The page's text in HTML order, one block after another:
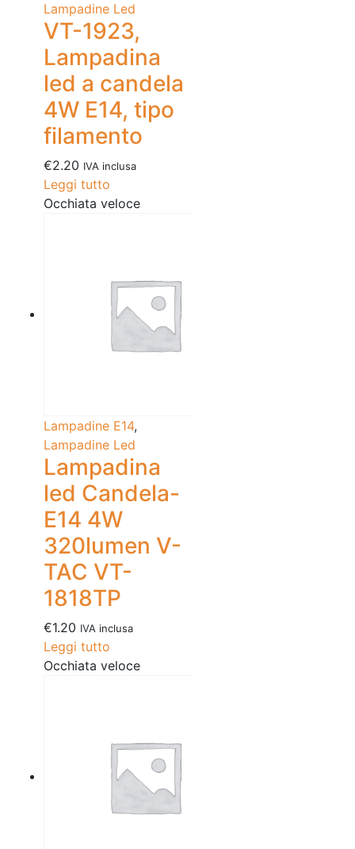
Lampadine Led
VT-1923,
Lampadina
led a candela
4W E14, tipo
filamento
€2.20 IVA inclusa
Leggi tutto
Occhiata veloce
Lampadine E14,
Lampadine Led
Lampadina
led Candela-
E14 4W
320lumen V-
TAC VT-
1818TP
€1.20 IVA inclusa
Leggi tutto
Occhiata veloce